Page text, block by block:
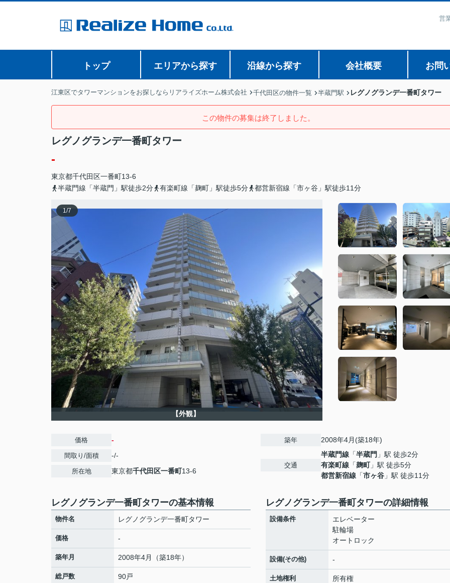
営
トップ エリアから探す 沿線から探す 会社概要 お問
江東区でタワーマンションをお探しならリアライズホーム株式会社 千代田区の物件一覧 半蔵門駅 レグノグランデ一番町タワー
この物件の募集は終了しました。
レグノグランデ一番町タワー
-
東京都千代田区一番町13-6
半蔵門線「半蔵門」駅徒歩2分
有楽町線「麹町」駅徒歩5分 都営新宿線「市ヶ谷」駅徒歩11分
1/7
【外観】
価格 -
間取り/面積 -/-
所在地 東京都千代田区一番町13-6
築年 2008年4月(築18年)
交通
半蔵門線 「半蔵門 」駅 徒歩2分
有楽町線 「麹町」駅 徒歩5分
都営新宿線 「市ヶ谷 」駅 徒歩11分
レグノグランデ一番町タワーの基本情報
物件名 レグノグランデ一番町タワー
価格 -
築年月 2008年4月（築18年）
総戸数 90戸
レグノグランデ一番町タワーの詳細情報
設備条件
エレベーター
駐輪場
オートロック
設備(その他) -
土地権利 所有権